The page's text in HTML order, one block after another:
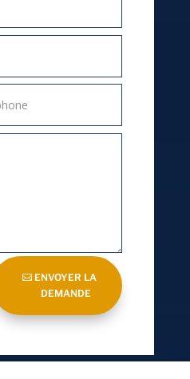
ENVOYER LA
DEMANDE